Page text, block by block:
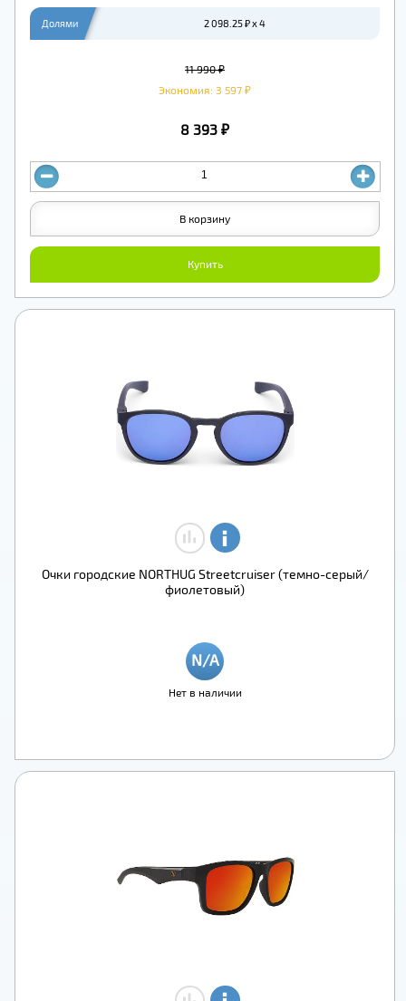
Долями 2 098.25 ₽ x 4
11 990 ₽
Экономия: 3 597 ₽
8 393 ₽
Купить
В корзину
Очки городские NORTHUG Streetcruiser (темно-серый/
фиолетовый)
Нет в наличии